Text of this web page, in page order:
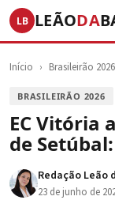
LB LEÃODA
Início › Brasileirão 2026
BRASILEIRÃO 2026
EC Vitória
de
Redação Leão
23 de junho de